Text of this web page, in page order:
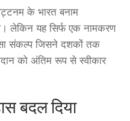
के भारत बनाम
यह सिर्फ एक नामकरण
संकल्प जिसने दशकों तक
को अंतिम रूप से स्वीकार
बदल दिया